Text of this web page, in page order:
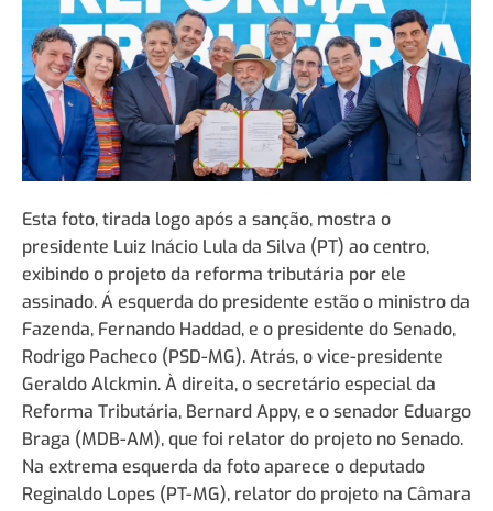
Esta foto, tirada logo após a sanção, mostra o
presidente Luiz Inácio Lula da Silva (PT) ao centro,
exibindo o projeto da reforma tributária por ele
assinado. Á esquerda do presidente estão o ministro da
Fazenda, Fernando Haddad, e o presidente do Senado,
Rodrigo Pacheco (PSD-MG). Atrás, o vice-presidente
Geraldo Alckmin. À direita, o secretário especial da
Reforma Tributária, Bernard Appy, e o senador Eduargo
Braga (MDB-AM), que foi relator do projeto no Senado.
Na extrema esquerda da foto aparece o deputado
Reginaldo Lopes (PT-MG), relator do projeto na Câmara